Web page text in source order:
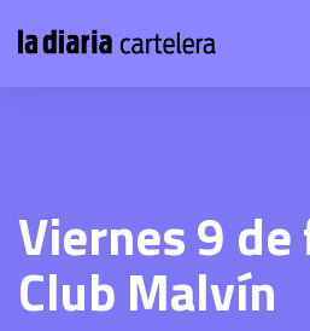
Viernes 9
Club Malvín